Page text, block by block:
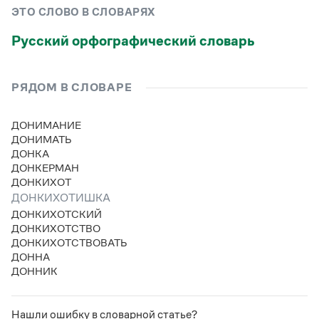
Словари русского языка как государственного
для школьников
Письмовник
Справочник по пунктуации
Словарь-справочник трудностей
Справочник по фразеологии
Азбучные истины
Словарь-справочник непростые слова
Все справочники портала
Новости и события
Словарь русских имён
Словарь методических терминов
(1956)
ЭТО СЛОВО В СЛОВАРЯХ
Русский орфографический словарь
РЯДОМ В СЛОВАРЕ
ДОНИМАНИЕ
ДОНИМАТЬ
ДОНКА
ДОНКЕРМАН
ДОНКИХОТ
ДОНКИХОТИШКА
ДОНКИХОТСКИЙ
ДОНКИХОТСТВО
ДОНКИХОТСТВОВАТЬ
ДОННА
ДОННИК
Нашли ошибку в словарной статье?